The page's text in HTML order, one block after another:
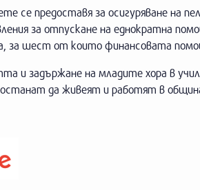
се предоставя за осигуряване на
за отпускане на еднократна
за шест от които финансовата
и задържане на младите хора в
да живеят и работят в